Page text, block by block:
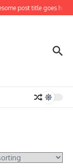
post title goes here